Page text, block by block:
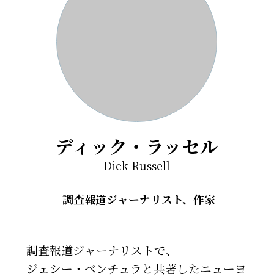
調査報道ジャーナリストで、
ジェシー・ベンチュラと共著したニューヨ
ディック・ラッセル
Dick Russell
調査報道ジャーナリスト、作家